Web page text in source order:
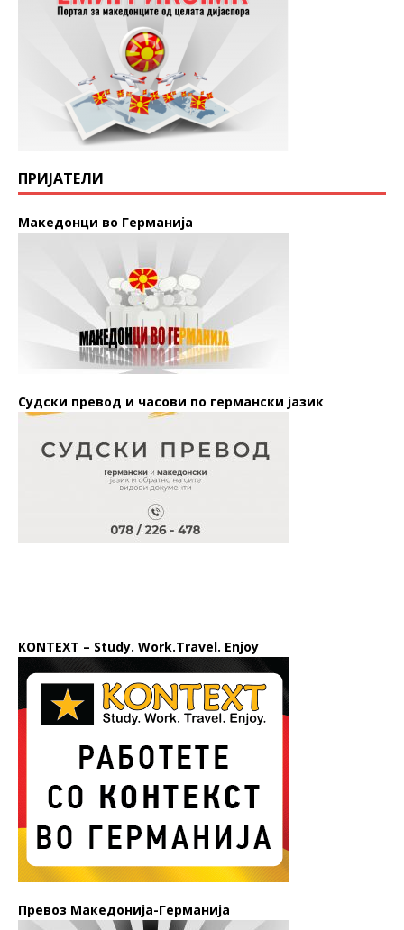
ПРИЈАТЕЛИ
Македонци во Германија
Судски превод и часови по германски јазик
KONTEXT – Study. Work.Travel. Enjoy
Превоз Македонија-Германија